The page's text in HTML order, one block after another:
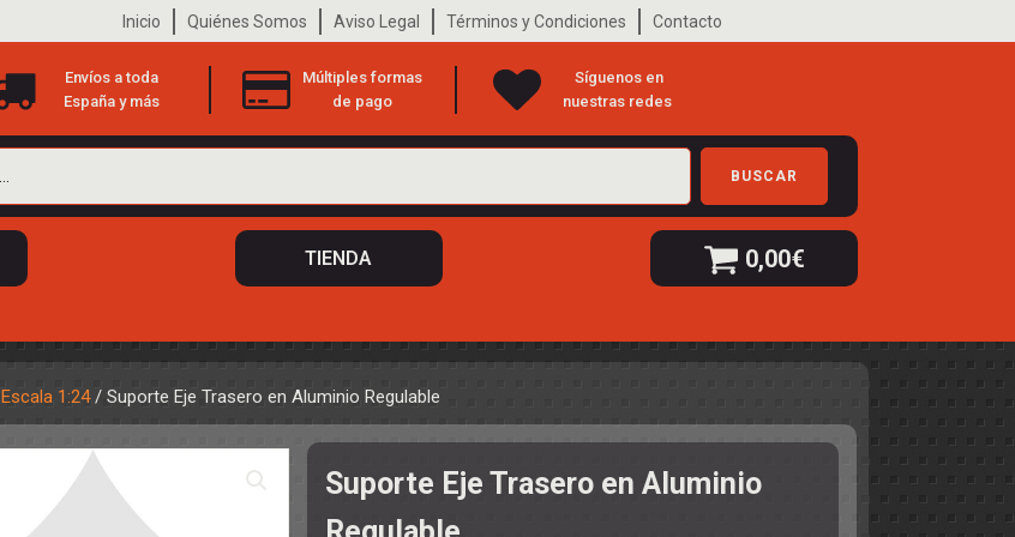
Inicio Quiénes Somos Aviso Legal Términos y Condiciones Contacto
Envíos a toda
España y más
Múltiples formas
de pago
Síguenos en
nuestras redes
BUSCAR
TIENDA 0,00€
Escala 1:24/ Suporte Eje Trasero en Aluminio Regulable
Suporte Eje Trasero en Aluminio